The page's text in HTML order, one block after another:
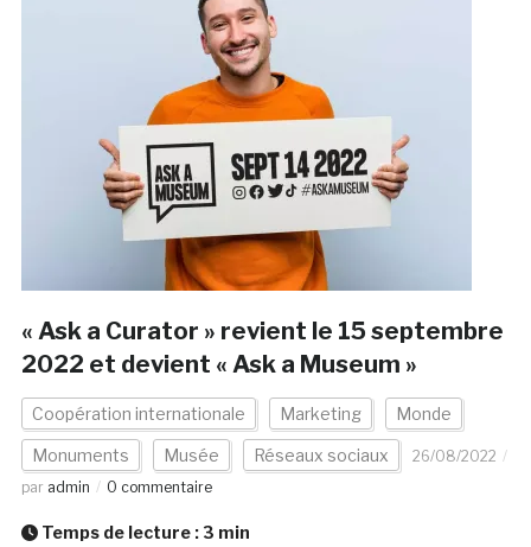
« Ask a Curator » revient le 15 septembre
2022 et devient « Ask a Museum »
Coopération internationale Marketing Monde
Monuments Musée Réseaux sociaux
26/08/2022
par admin 0 commentaire
Temps de lecture : 3 min